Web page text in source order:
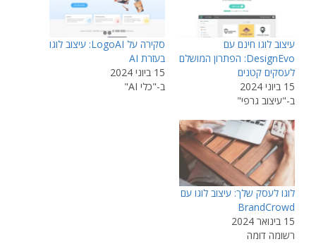
עיצוב לוגו חינם עם
DesignEvo: הפתרון המושלם
לעסקים קטנים
15 ביוני 2024
ב-"עיצוב גרפי"
סקירה על LogoAI: עיצוב לוגו
בעזרת AI
15 ביוני 2024
ב-"כלי AI"
לוגו לעסק שלך: עיצוב לוגו עם
BrandCrowd
15 בינואר 2024
רשומה דומה